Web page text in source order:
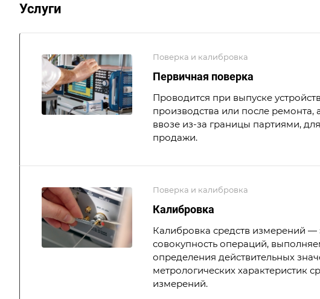
Услуги
Поверка и калибровка
Первичная поверка
Проводится при выпуске
производства или после ремонта,
ввозе из-за границы партиями,
продажи.
Поверка и калибровка
Калибровка
Калибровка средств измерений —
совокупность операций,
определения действительных
метрологических характеристик
измерений.